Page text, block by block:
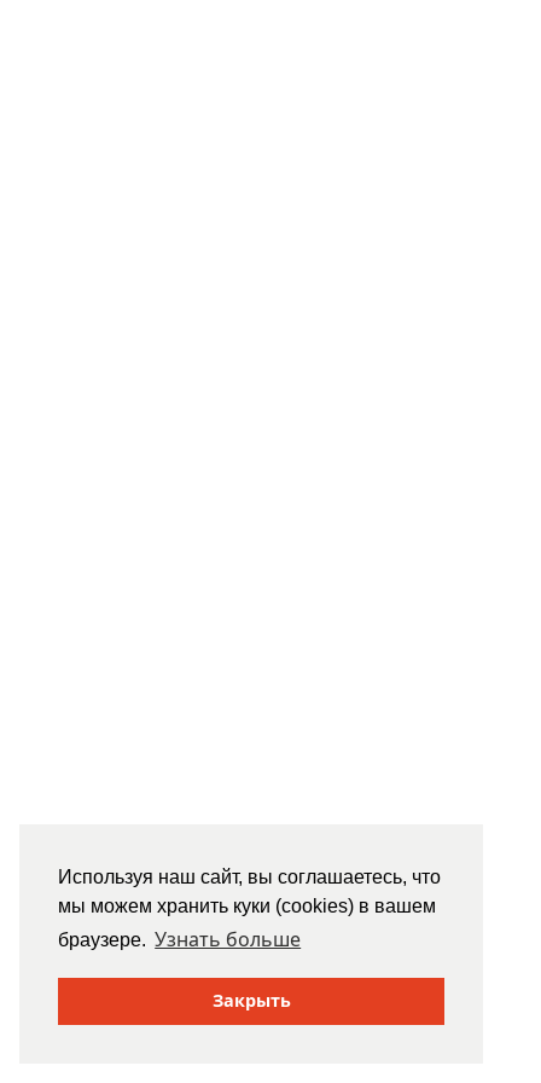
Используя наш сайт, вы соглашаетесь, что
мы можем хранить куки (cookies) в вашем
браузере. Узнать больше
Закрыть